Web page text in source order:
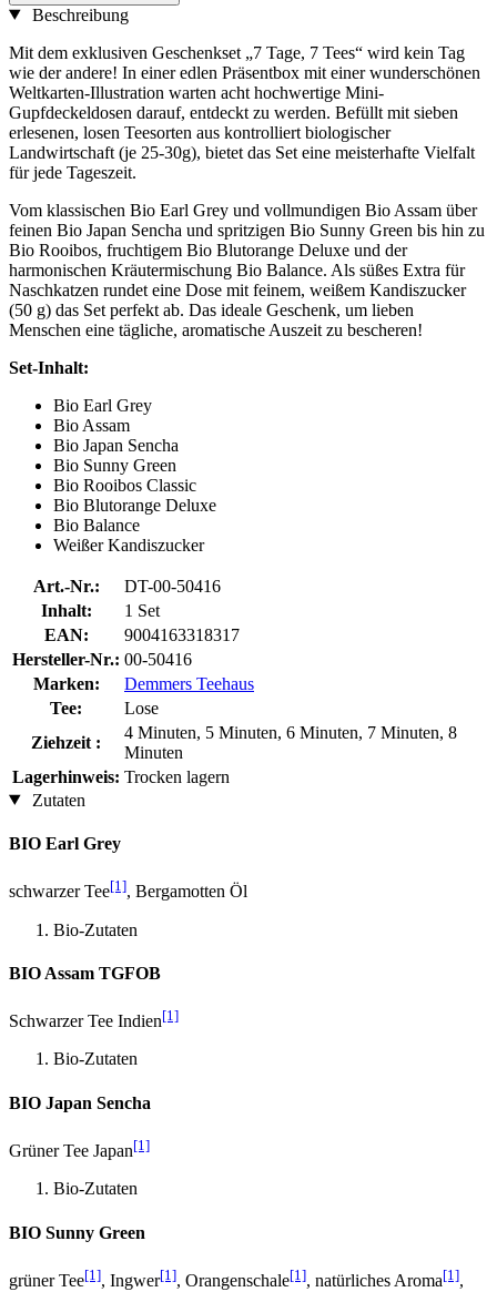
Beschreibung
Mit dem exklusiven Geschenkset „7 Tage, 7 Tees“ wird kein Tag
wie der andere! In einer edlen Präsentbox mit einer wunderschönen
Weltkarten-Illustration warten acht hochwertige Mini-
Gupfdeckeldosen darauf, entdeckt zu werden. Befüllt mit sieben
erlesenen, losen Teesorten aus kontrolliert biologischer
Landwirtschaft (je 25-30g), bietet das Set eine meisterhafte Vielfalt
für jede Tageszeit.
Vom klassischen Bio Earl Grey und vollmundigen Bio Assam über
feinen Bio Japan Sencha und spritzigen Bio Sunny Green bis hin zu
Bio Rooibos, fruchtigem Bio Blutorange Deluxe und der
harmonischen Kräutermischung Bio Balance. Als süßes Extra für
Naschkatzen rundet eine Dose mit feinem, weißem Kandiszucker
(50 g) das Set perfekt ab. Das ideale Geschenk, um lieben
Menschen eine tägliche, aromatische Auszeit zu bescheren!
Set-Inhalt:
Bio Earl Grey
Bio Assam
Bio Japan Sencha
Bio Sunny Green
Bio Rooibos Classic
Bio Blutorange Deluxe
Bio Balance
Weißer Kandiszucker
Art.-Nr.:
DT-00-50416
Inhalt:
1 Set
EAN:
9004163318317
Hersteller-Nr.: 00-50416
Marken:
Demmers Teehaus
Tee:
Lose
Ziehzeit :
4 Minuten, 5 Minuten, 6 Minuten, 7 Minuten, 8
Minuten
Lagerhinweis: Trocken lagern
Zutaten
BIO Earl Grey
schwarzer Tee[1], Bergamotten Öl
Bio-Zutaten
BIO Assam TGFOB
Schwarzer Tee Indien[1]
Bio-Zutaten
BIO Japan Sencha
Grüner Tee Japan[1]
Bio-Zutaten
BIO Sunny Green
grüner Tee[1], Ingwer[1], Orangenschale[1], natürliches Aroma[1],